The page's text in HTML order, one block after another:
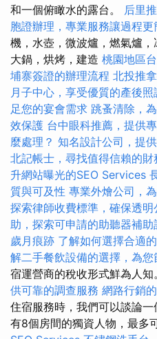
和一個俯瞰水的露台。 后里
胞證辦理，專業服務讓過程更
機，水壺，微波爐，燃氣爐
大鍋，烘烤，建造 桃園地區
埔寨簽證的辦理流程 北投推
月子中心，享受優質的產後照
足您的宴會需求 跳蚤清除，
效保護 台中眼科推薦，提供
麼處理？ 知名設計公司，提
北記帳士，尋找值得信賴的財
升網站曝光的SEO Services
質與可及性 專業外燴公司，
探索律師收費標準，確保透
助，探索可申請的助聽器補助
歲月痕跡 了解如何選擇合適
解二手餐飲設備的選擇，為您
宿運營商的稅收形式鮮為人知
供可靠的調查服務 網路行銷
住宿服務時，我們可以談論
有8個房間的獨資人物，最多